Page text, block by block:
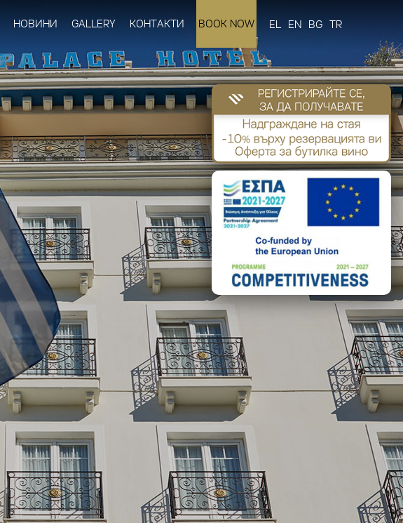
НОВИНИ GALLERY КОНТАКТИ BOOK NOW EL EN BG TR